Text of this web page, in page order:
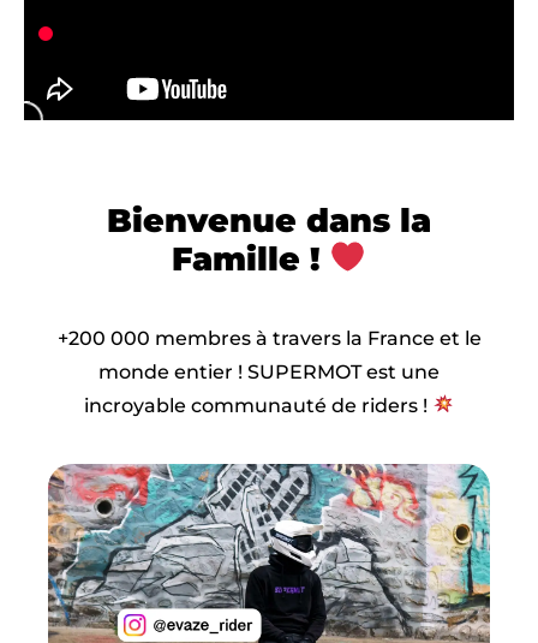
Bienvenue dans la
Famille !
+200 000 membres à travers la France et le
monde entier ! SUPERMOT est une
incroyable communauté de riders !